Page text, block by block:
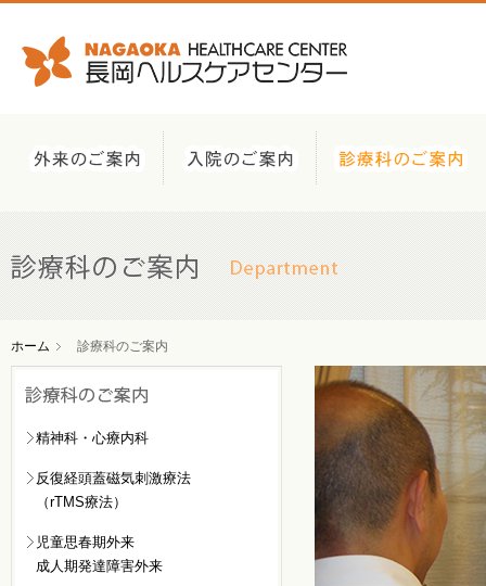
ホーム 診療科のご案内
精神科・心療内科
反復経頭蓋磁気刺激療法
（rTMS療法）
児童思春期外来
成人期発達障害外来